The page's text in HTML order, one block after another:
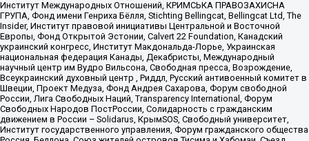
Институт Международных Отношений, КРИМСЬКА ПРАВОЗАХИСНА
ГРУПА, Фонд имени Генриха Бёлля, Stichting Bellingcat, Bellingcat Ltd, The
Insider, Институт правовой инициативы Центральной и Восточной
Европы, Фонд Открытой Эстонии, Calvert 22 Foundation, Канадский
украинский конгресс, Институт Макдональда-Лорье, Украинская
национальная федерация Канады, Декабристы, Международный
научный центр им Вудро Вильсона, Свободная пресса, Возрождение,
Всеукраинский духовный центр , Риддл, Русский антивоенный комитет в
Швеции, Проект Медуза, Фонд Андрея Сахарова, Форум свободной
России, Лига Свободных Наций, Transparеncy International, Форум
Свободных Народов ПостРоссии, Солидарность с гражданским
движением в России – Solidarus, КрымSOS, Свободный университет,
Институт государственного управления, Форум гражданского общества